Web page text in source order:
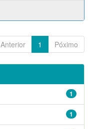
Anterior 1 Póximo
1
1